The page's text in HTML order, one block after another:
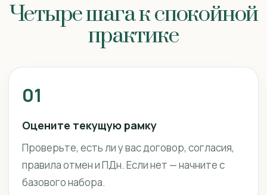
Четыре шага к спокойной
практике
01
Оцените текущую рамку
Проверьте, есть ли у вас договор, согласия,
правила отмен и ПДн. Если нет — начните с
базового набора.